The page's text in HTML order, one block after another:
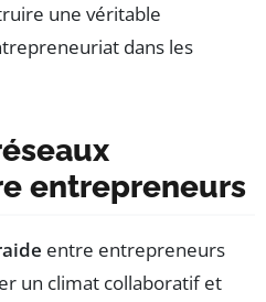
une véritable
dans les
entrepreneurs
entre entrepreneurs
un climat collaboratif et